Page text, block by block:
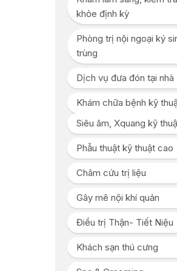
khỏe định kỳ
Phòng trị nội ngoại ký
trùng
Dịch vụ đưa đón tại nhà
Khám chữa bệnh kỹ
Siêu âm, Xquang kỹ
Phẫu thuật kỹ thuật cao
Châm cứu trị liệu
Gây mê nội khí quản
Điều trị Thận- Tiết Niệu
Khách sạn thú cưng